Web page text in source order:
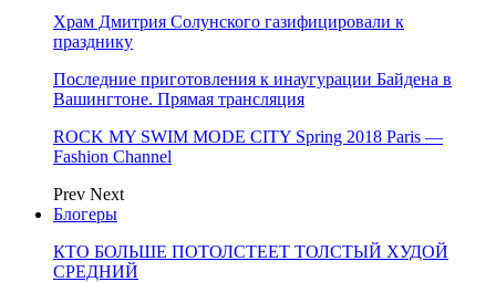
Храм Дмитрия Солунского газифицировали к
празднику
Последние приготовления к инаугурации Байдена в
Вашингтоне. Прямая трансляция
ROCK MY SWIM MODE CITY Spring 2018 Paris —
Fashion Channel
Prev Next
Блогеры
КТО БОЛЬШЕ ПОТОЛСТЕЕТ ТОЛСТЫЙ ХУДОЙ
СРЕДНИЙ